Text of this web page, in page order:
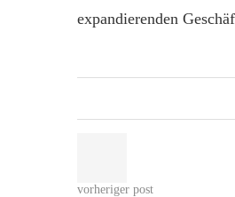
expandierenden
vorheriger post